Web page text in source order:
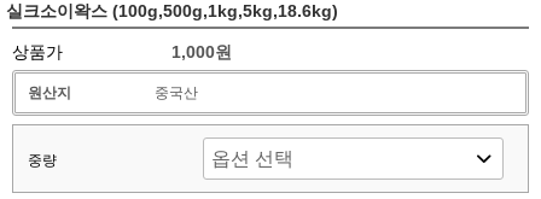
실크소이왁스 (100g,500g,1kg,5kg,18.6kg)
상품가 1,000원
원산지 중국산
중량